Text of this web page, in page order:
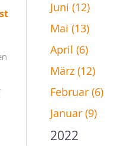
Juni (12)
Mai (13)
April (6)
März (12)
Februar (6)
Januar (9)
2022